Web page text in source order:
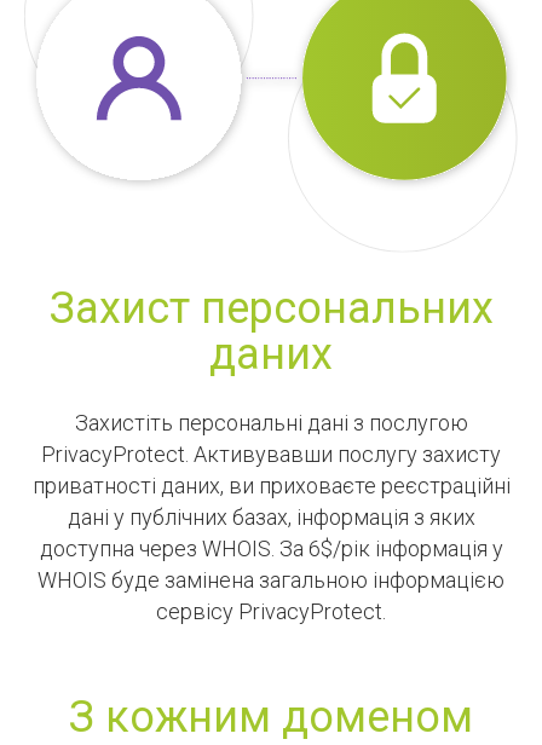
Захист персональних
даних
Захистіть персональні дані з послугою
PrivacyProtect. Активувавши послугу захисту
приватності даних, ви приховаєте реєстраційні
дані у публічних базах, інформація з яких
доступна через WHOIS. За 6$/рік інформація у
WHOIS буде замінена загальною інформацією
сервісу PrivacyProtect.
З кожним доменом